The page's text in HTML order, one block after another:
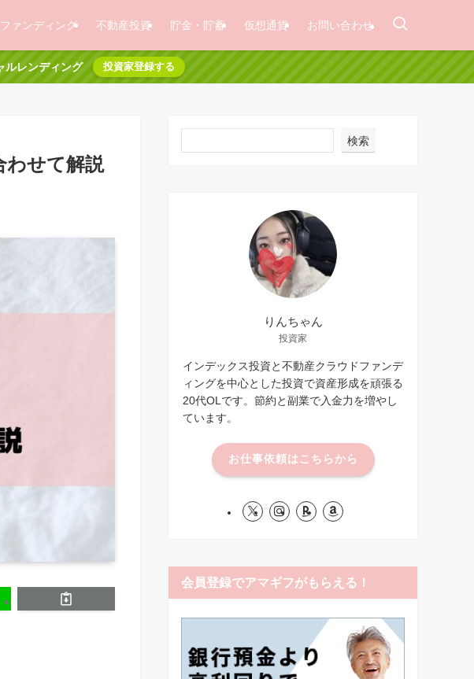
ァンディング 不動産投資 貯金・貯蓄 仮想通貨 お問い合わせ
ルレンディング 投資家登録する
わせて解説
検索
りんちゃん
投資家
インデックス投資と不動産クラウドファンデ
ィングを中心とした投資で資産形成を頑張る
20代OLです。節約と副業で入金力を増やし
ています。
お仕事依頼はこちらから
会員登録でアマギフがもらえる！